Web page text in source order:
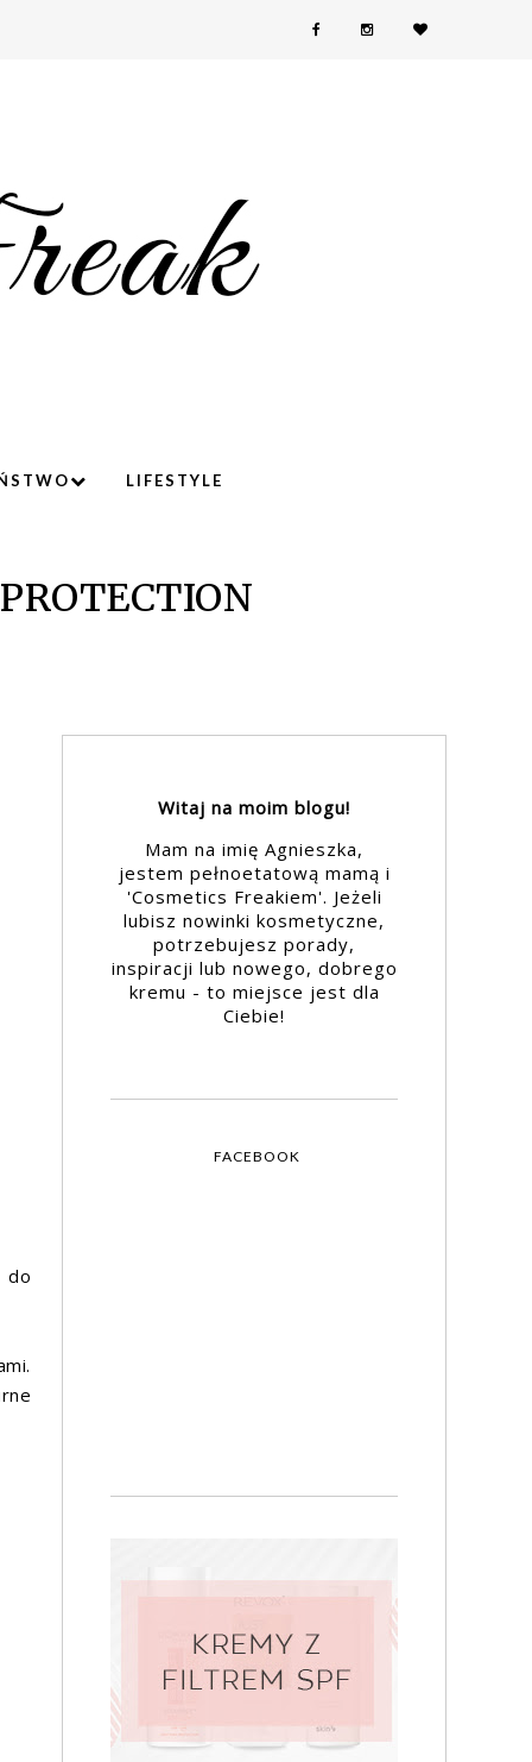
LIFESTYLE
do
Witaj na moim blogu!
Mam na imię Agnieszka,
jestem pełnoetatową mamą i
'Cosmetics Freakiem'. Jeżeli
lubisz nowinki kosmetyczne,
potrzebujesz porady,
inspiracji lub nowego, dobrego
kremu - to miejsce jest dla
Ciebie!
FACEBOOK